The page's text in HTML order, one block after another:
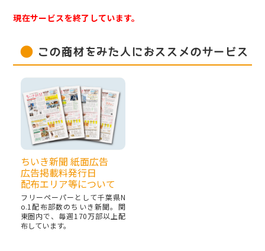
現在サービスを終了しています。
この商材をみた人におススメのサービス
ちいき新聞 紙面広告
広告掲載料発行日
配布エリア等について
フリーペーパーとして千葉県N
o.1配布部数のちいき新聞。関
東圏内で、毎週170万部以上配
布しています。